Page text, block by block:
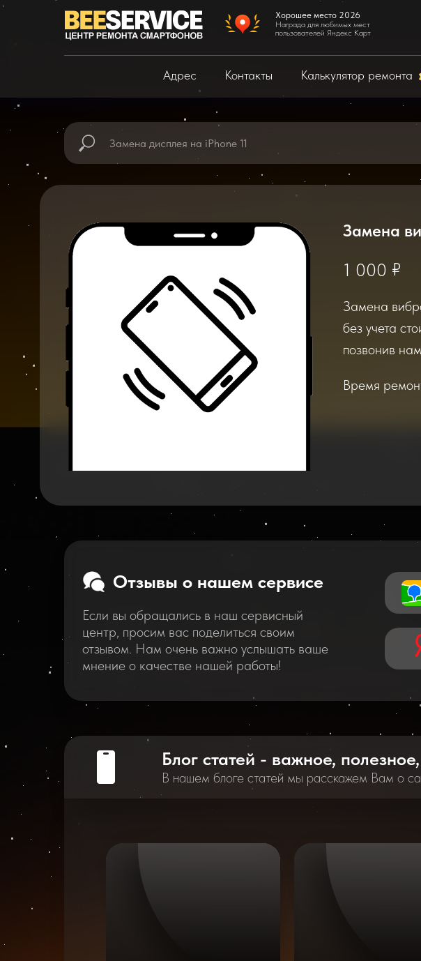
Хорошее место 2026
Награда для любимых мест
пользователей Яндекс Карт
Адрес Контакты Калькулятор ремонта
Замена
1 000 ₽
Замена
без учета
позвонив
Время
Если вы обращались в наш сервисный
центр, просим вас поделиться своим
отзывом. Нам очень важно услышать ваше
мнение о качестве нашей работы!
Отзывы о нашем сервисе
Блог статей - важное,
В нашем блоге статей мы расскажем Вам о